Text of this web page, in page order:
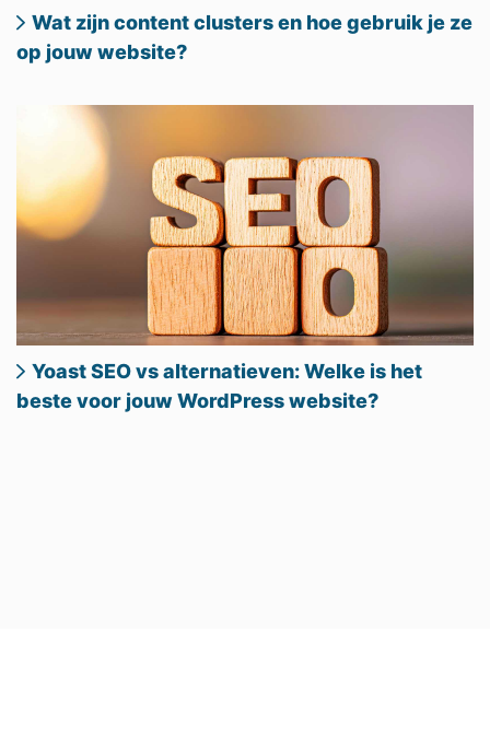
Wat zijn content clusters en hoe gebruik je ze
op jouw website?
Yoast SEO vs alternatieven: Welke is het
beste voor jouw WordPress website?